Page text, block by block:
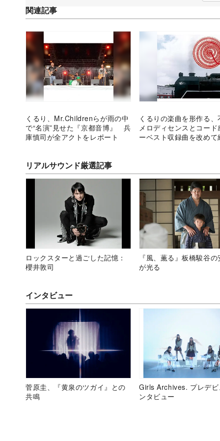
関連記事
くるり、Mr.Childrenらが雨の中
で“名演”見せた『京都音博』 兵
庫慎司が全アクトをレポート
くるりの楽曲を形作る、
メロディセンスとコー
ーベスト収録曲を改めて
リアルサウンド厳選記事
ロックスターと過ごした記憶：
櫻井敦司
『風、薫る』板橋駿谷
が光る
インタビュー
菅原圭、『黄泉のツガイ』との
共鳴
Girls Archives. プレデビ
ンタビュー